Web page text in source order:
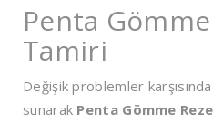
Penta
Tamiri
Değişik problemler
sunarak Penta Gömme